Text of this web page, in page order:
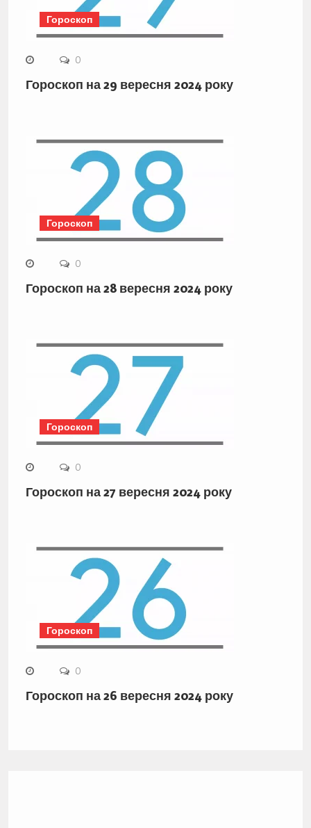
Гороскоп
0
Гороскоп на 29 вересня 2024 року
Гороскоп
0
Гороскоп на 28 вересня 2024 року
Гороскоп
0
Гороскоп на 27 вересня 2024 року
Гороскоп
0
Гороскоп на 26 вересня 2024 року